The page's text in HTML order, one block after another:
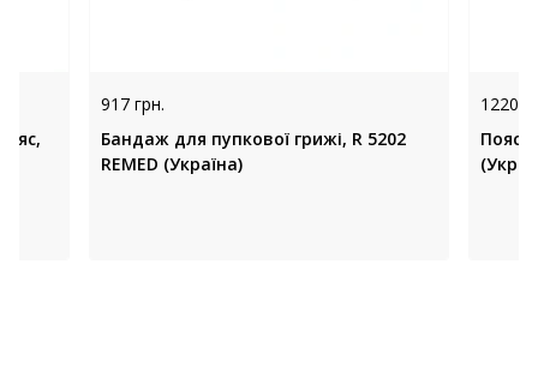
917 грн.
Бандаж для пупкової грижі, R 5202
REMED (Україна)
1220
Пояс